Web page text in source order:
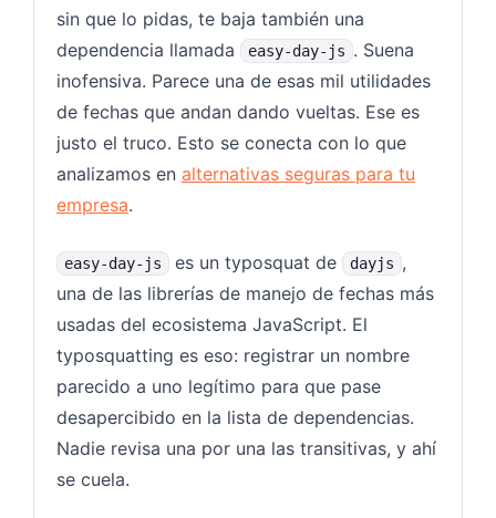
sin que lo pidas, te baja también una
dependencia llamada
easy-day-js . Suena
inofensiva. Parece una de esas mil utilidades
de fechas que andan dando vueltas. Ese es
justo el truco. Esto se conecta con lo que
analizamos en alternativas seguras para tu
empresa.
easy-day-js es un typosquat de dayjs ,
una de las librerías de manejo de fechas más
usadas del ecosistema JavaScript. El
typosquatting es eso: registrar un nombre
parecido a uno legítimo para que pase
desapercibido en la lista de dependencias.
Nadie revisa una por una las transitivas, y ahí
se cuela.